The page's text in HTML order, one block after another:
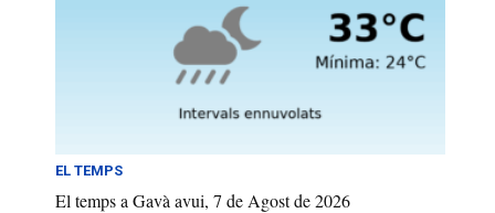
EL TEMPS
El temps a Gavà avui, 7 de Agost de 2026